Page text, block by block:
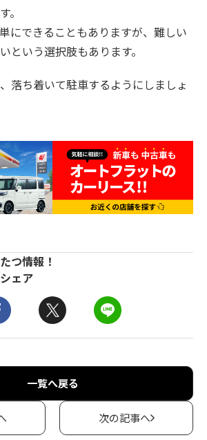
。
にできることもありますが、難しい
という選択肢もあります。
落ち着いて駐車するようにしましょ
つ情報！
ェア
一覧へ戻る
次の記事へ